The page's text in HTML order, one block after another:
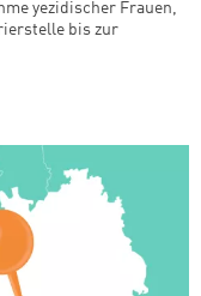
yezidischer Frauen,
bis zur